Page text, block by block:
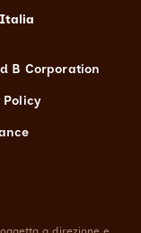
B Corporation
Policy